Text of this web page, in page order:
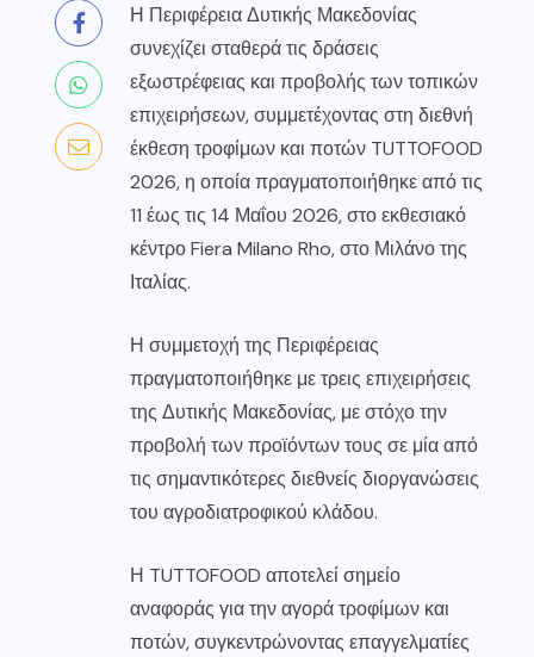
Η Περιφέρεια Δυτικής Μακεδονίας
συνεχίζει σταθερά τις δράσεις
εξωστρέφειας και προβολής των τοπικών
επιχειρήσεων, συμμετέχοντας στη διεθνή
έκθεση τροφίμων και ποτών TUTTOFOOD
2026, η οποία πραγματοποιήθηκε από τις
11 έως τις 14 Μαΐου 2026, στο εκθεσιακό
κέντρο Fiera Milano Rho, στο Μιλάνο της
Ιταλίας.
Η συμμετοχή της Περιφέρειας
πραγματοποιήθηκε με τρεις επιχειρήσεις
της Δυτικής Μακεδονίας, με στόχο την
προβολή των προϊόντων τους σε μία από
τις σημαντικότερες διεθνείς διοργανώσεις
του αγροδιατροφικού κλάδου.
Η TUTTOFOOD αποτελεί σημείο
αναφοράς για την αγορά τροφίμων και
ποτών, συγκεντρώνοντας επαγγελματίες